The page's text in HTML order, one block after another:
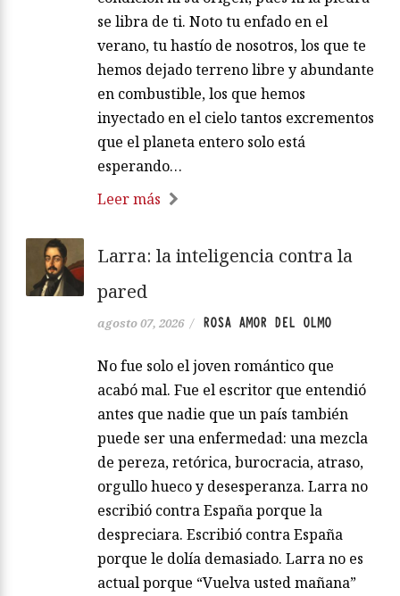
se libra de ti. Noto tu enfado en el
verano, tu hastío de nosotros, los que te
hemos dejado terreno libre y abundante
en combustible, los que hemos
inyectado en el cielo tantos excrementos
que el planeta entero solo está
esperando…
Leer más
Larra: la inteligencia contra la
pared
agosto 07, 2026 / ROSA AMOR DEL OLMO
No fue solo el joven romántico que
acabó mal. Fue el escritor que entendió
antes que nadie que un país también
puede ser una enfermedad: una mezcla
de pereza, retórica, burocracia, atraso,
orgullo hueco y desesperanza. Larra no
escribió contra España porque la
despreciara. Escribió contra España
porque le dolía demasiado. Larra no es
actual porque “Vuelva usted mañana”